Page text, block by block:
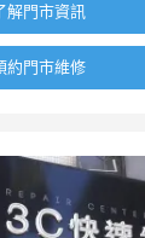
解門市資訊
約門市維修